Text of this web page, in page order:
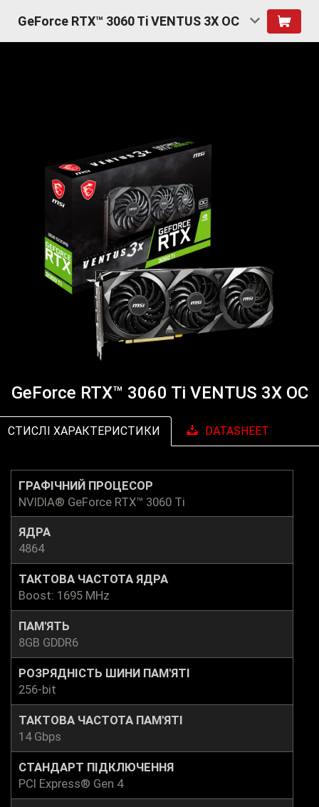
GeForce RTX™ 3060 Ti VENTUS 3X OC
GeForce RTX™ 3060 Ti VENTUS 3X OC
СТИСЛІ ХАРАКТЕРИСТИКИ DATASHEET
ГРАФІЧНИЙ ПРОЦЕСОР
NVIDIA® GeForce RTX™ 3060 Ti
ЯДРА
4864
ТАКТОВА ЧАСТОТА ЯДРА
Boost: 1695 MHz
ПАМ'ЯТЬ
8GB GDDR6
РОЗРЯДНІСТЬ ШИНИ ПАМ'ЯТІ
256-bit
ТАКТОВА ЧАСТОТА ПАМ'ЯТІ
14 Gbps
СТАНДАРТ ПІДКЛЮЧЕННЯ
PCI Express® Gen 4